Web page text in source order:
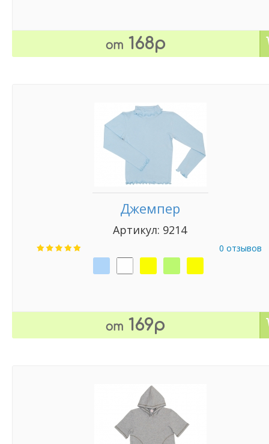
от 168р
Джемпер
Артикул: 9214
0 отзывов
от 169р